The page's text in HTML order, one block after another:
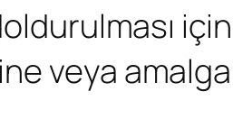
için
veya